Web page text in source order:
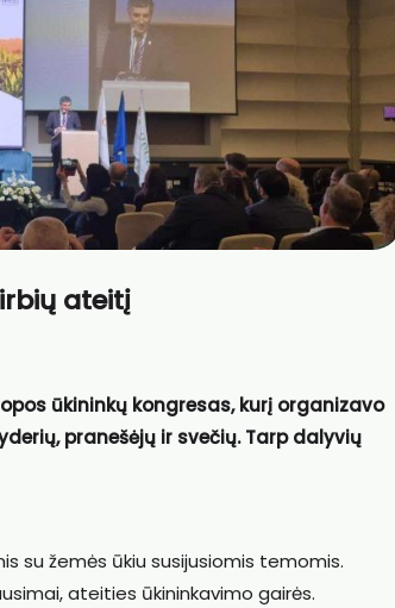
ateitį
ūkininkų kongresas, kurį organizavo
pranešėjų ir svečių. Tarp dalyvių
su žemės ūkiu susijusiomis temomis.
ateities ūkininkavimo gairės.